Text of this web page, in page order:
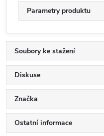
Parametry produktu
Soubory ke stažení
Diskuse
Značka
Ostatní informace